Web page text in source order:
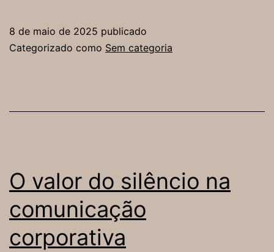
8 de maio de 2025 publicado
Categorizado como Sem categoria
O valor do silêncio na
comunicação
corporativa